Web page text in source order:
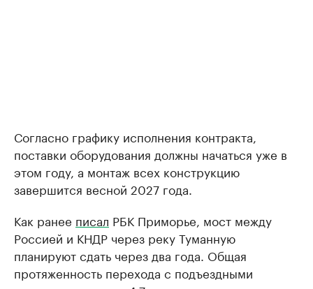
Согласно графику исполнения контракта,
поставки оборудования должны начаться уже в
этом году, а монтаж всех конструкцию
завершится весной 2027 года.
Как ранее писал РБК Приморье, мост между
Россией и КНДР через реку Туманную
планируют сдать через два года. Общая
протяженность перехода с подъездными